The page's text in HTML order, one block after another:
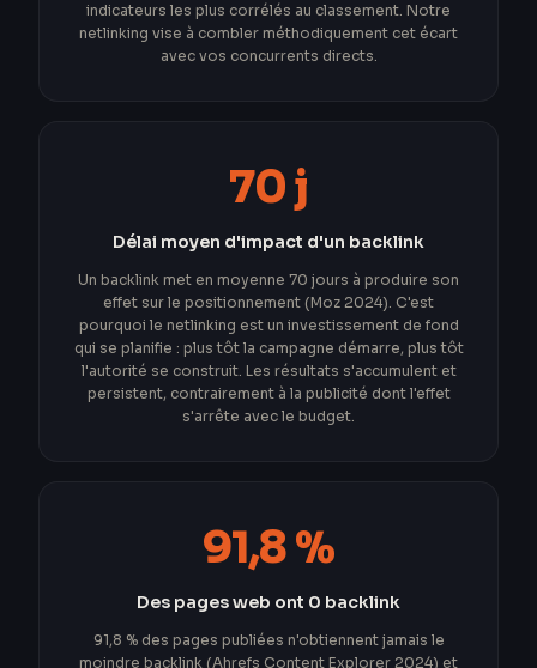
indicateurs les plus corrélés au classement. Notre
netlinking vise à combler méthodiquement cet écart
avec vos concurrents directs.
70 j
Délai moyen d'impact d'un backlink
Un backlink met en moyenne 70 jours à produire son
effet sur le positionnement (Moz 2024). C'est
pourquoi le netlinking est un investissement de fond
qui se planifie : plus tôt la campagne démarre, plus tôt
l'autorité se construit. Les résultats s'accumulent et
persistent, contrairement à la publicité dont l'effet
s'arrête avec le budget.
91,8 %
Des pages web ont 0 backlink
91,8 % des pages publiées n'obtiennent jamais le
moindre backlink (Ahrefs Content Explorer 2024) et